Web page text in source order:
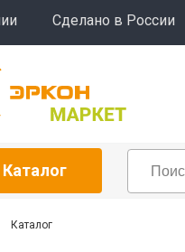
Сделано в России
Каталог
Каталог